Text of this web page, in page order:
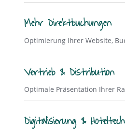
Mehr Direktbuchungen
Optimierung Ihrer Website,
Vertrieb & Distribution
Optimale Präsentation Ihrer
Digitalisierung &